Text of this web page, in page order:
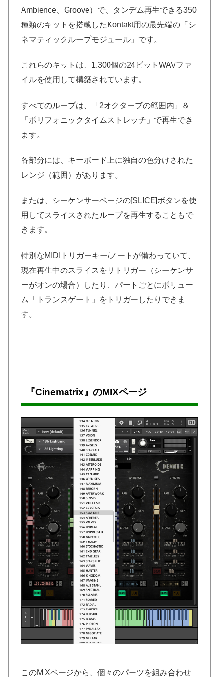
Ambience、Groove）で、タンデム再生できる350
種類のキットを搭載したKontakt用の最先端の「シ
ネマティックループモジュール」です。
これらのキットは、1,300個の24ビットWAVファ
イルを使用して構築されています。
すべてのループは、「2オクターブの範囲内」＆
「ポリフォニックタイムストレッチ」で再生でき
ます。
各部分には、キーボード上に独自の色分けされた
レンジ（範囲）があります。
または、シーケンサーページの[SLICE]ボタンを使
用してスライスされたループを再生することもで
きます。
特別なMIDIトリガーキー/ノートが備わっていて、
現在再生中のスライスをリトリガー（シーケンサ
ーがオンの場合）したり、パートごとにボリュー
ム「トランスゲート」をトリガーしたりできま
す。
『Cinematrix』のMIXページ
このMIXページから、個々のパーツを組み合わせ